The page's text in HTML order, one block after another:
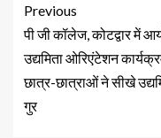
Previous
पी जी कॉलेज, कोटद्वार में
उद्यमिता ओरिएंटेशन
छात्र-छात्राओं ने सीखे
गुर